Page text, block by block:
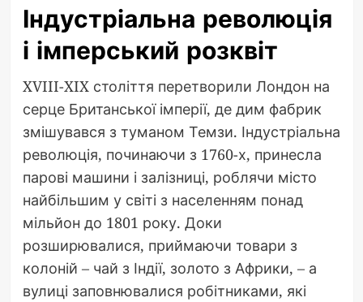
Індустріальна революція
і імперський розквіт
XVIII-XIX століття перетворили Лондон на
серце Британської імперії, де дим фабрик
змішувався з туманом Темзи. Індустріальна
революція, починаючи з 1760-х, принесла
парові машини і залізниці, роблячи місто
найбільшим у світі з населенням понад
мільйон до 1801 року. Доки
розширювалися, приймаючи товари з
колоній – чай з Індії, золото з Африки, – а
вулиці заповнювалися робітниками, які